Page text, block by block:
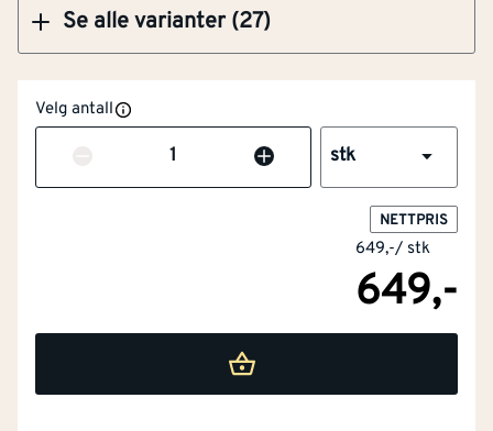
Se alle varianter (27)
Velg antall
Antall stk
NETTPRIS
649,-/ stk
649,-